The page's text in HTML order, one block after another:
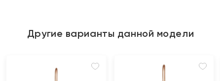
Другие варианты данной модели